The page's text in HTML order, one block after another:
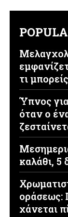
τι
Ύπνος
όταν ο
καλάθι, 5
οράσεως:
χάνεται